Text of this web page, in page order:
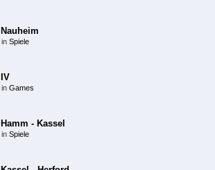
Nauheim
in Spiele
IV
in Games
Hamm - Kassel
in Spiele